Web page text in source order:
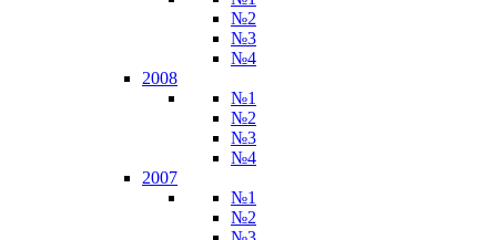
№2
№3
№4
2008
№1
№2
№3
№4
2007
№1
№2